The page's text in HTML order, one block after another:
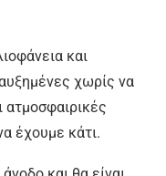
και
χωρίς να
ατμοσφαιρικές
έχουμε κάτι.